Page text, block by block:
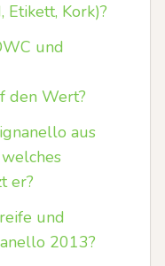
Etikett, Kork)?
und
den Wert?
aus
er?
und
2013?